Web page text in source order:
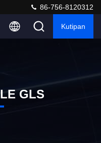
86-756-8120312
Kutipan
GLS